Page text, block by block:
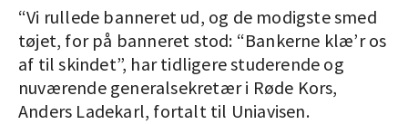
“Vi rullede banneret ud, og de modigste smed
tøjet, for på banneret stod: “Bankerne klæ’r os
af til skindet”, har tidligere studerende og
nuværende generalsekretær i Røde Kors,
Anders Ladekarl, fortalt til Uniavisen.